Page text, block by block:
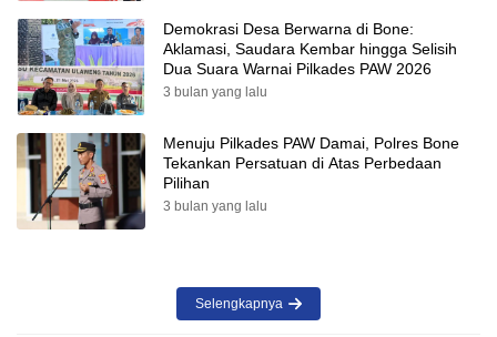
Demokrasi Desa Berwarna di Bone:
Aklamasi, Saudara Kembar hingga Selisih
Dua Suara Warnai Pilkades PAW 2026
3 bulan yang lalu
Menuju Pilkades PAW Damai, Polres Bone
Tekankan Persatuan di Atas Perbedaan
Pilihan
3 bulan yang lalu
Selengkapnya